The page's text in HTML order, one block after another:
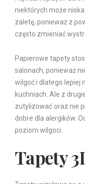
niektórych może
zaletę, ponieważ z
często zmieniać
Papierowe tapety
salonach, ponieważ
wilgoć i dlatego lepiej
kuchniach. Ale z
zutylizować oraz nie
dobre dla alergików.
poziom wilgoci.
Tapety